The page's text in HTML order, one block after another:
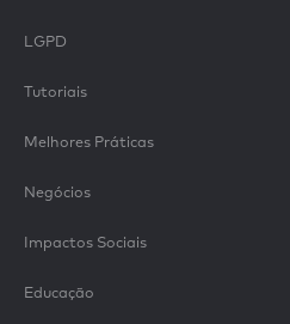
LGPD
Tutoriais
Melhores Práticas
Negócios
Impactos Sociais
Educação